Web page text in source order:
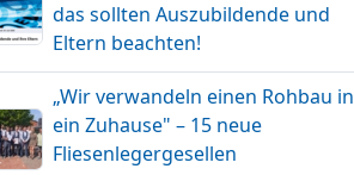
das sollten Auszubildende und
Eltern beachten!
„Wir verwandeln einen Rohbau in
ein Zuhause" – 15 neue
Fliesenlegergesellen